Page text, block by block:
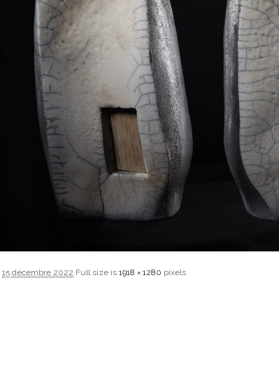
15 décembre 2022 Full size is 1918 × 1280 pixels